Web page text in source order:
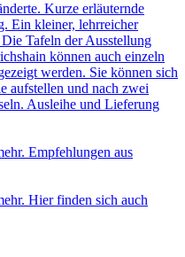
Kurze erläuternde
Ein kleiner, lehrreicher
Tafeln der Ausstellung
können auch einzeln
werden. Sie können sich
aufstellen und nach zwei
Ausleihe und Lieferung
Empfehlungen aus
Hier finden sich auch